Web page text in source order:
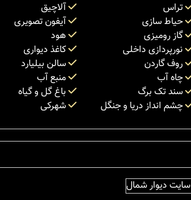
تراس آلاچیق
حیاط سازی آیفون تصویری
گاز رومیزی هود
نورپردازی داخلی کاغذ دیواری
روف گاردن سالن بیلیارد
چاه آب منبع آب
سند تک برگ باغ گل و گیاه
چشم انداز دریا و جنگل شهرکی
سایت دیوار شمال